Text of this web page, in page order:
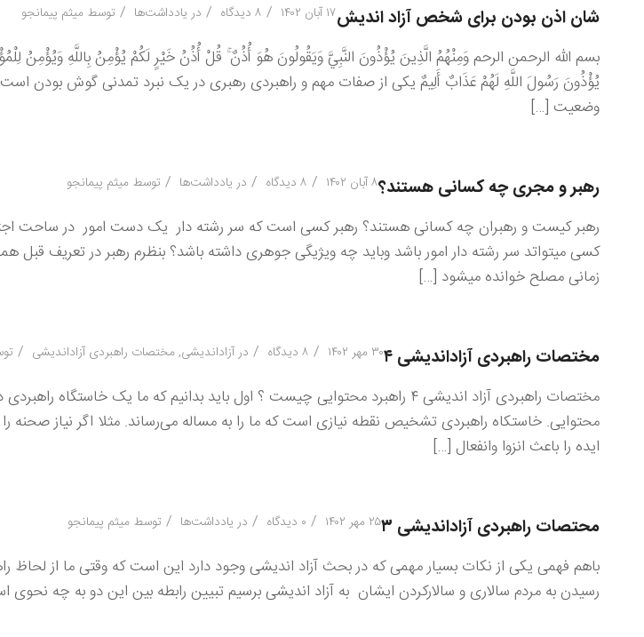
شان اذن بودن برای شخص آزاد اندیش۱۷ آبان ۱۴۰۲ / ۸ دیدگاه / در یادداشت‌ها / توسط میثم پیمانجو
بسم الله الرحمن الرحم وَمِنْهُمُ الَّذِينَ يُؤْذُونَ النَّبِيَّ وَيَقُولُونَ هُوَ أُذُنٌ ۚ قُلْ أُذُنُ خَيْرٍ لَكُمْ يُؤْمِنُ بِاللَّهِ وَيُؤْمِنُ
يُؤْذُونَ رَسُولَ اللَّهِ لَهُمْ عَذَابٌ أَلِيمٌ یکی از صفات مهم و راهبردی رهبری در یک نبرد تمدنی گوش بودن
وضعیت […]
رهبر و مجری چه کسانی هستند؟۸ آبان ۱۴۰۲ / ۸ دیدگاه / در یادداشت‌ها / توسط میثم پیمانجو
رهبر کیست و رهبران چه کسانی هستند؟ رهبر کسی است که سر رشته دار یک دست امور در ساحت
کسی میتواتد سر رشته دار امور باشد وباید چه ویژیگی جوهری داشته باشد؟ بنظرم رهبر در تعریف
زمانی مصلح خوانده میشود […]
مختصات راهبردی آزاداندیشی ۴ ۳۰ مهر ۱۴۰۲ / ۸ دیدگاه / در آزاداندیشی, مختصات راهبردی آزاداندیشی /
مختصات راهبردی آزاد اندیشی ۴ راهبرد محتوایی چیست ؟ اول باید بدانیم که ما یک
محتوایی. خاستکاه راهبردی تشخیص نقطه نیازی است که ما را به مساله می‌رساند. مثلا اگر نیاز صحنه
ایده را باعث انزوا وانفعال […]
محتصات راهبردی آزاداندیشی ۳ ۲۵ مهر ۱۴۰۲ / ۰ دیدگاه / در یادداشت‌ها / توسط میثم پیمانجو
باهم فهمی یکی از نکات بسیار مهمی که در بحث آزاد اندیشی وجود دارد این است که وقتی ما از لحاظ
رسیدن به مردم سالاری و سالارکردن ایشان به آزاد اندیشی برسیم تبیین رابطه بین این دو به چه نحوی